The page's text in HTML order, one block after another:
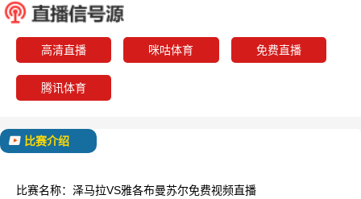
高清直播 咪咕体育 免费直播
腾讯体育
比赛介绍
比赛名称： 泽马拉VS雅各布曼苏尔免费视频直播